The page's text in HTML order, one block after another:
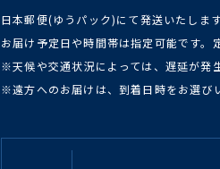
日本郵便(ゆうパック)にて発送いたします
お届け予定日や時間帯は指定可能です。
※天候や交通状況によっては、遅延が発
※遠方へのお届けは、到着日時をお選び